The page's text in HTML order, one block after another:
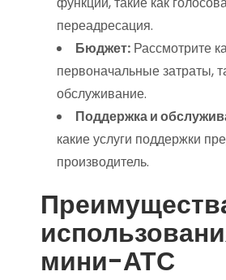
переадресация.
Бюджет: Рассмотрите
первоначальные затраты,
обслуживание.
Поддержка и
какие услуги поддержки
производитель.
мини-АТС